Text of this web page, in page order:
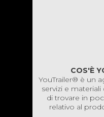
COS'È
YouTrailer® è un
servizi e
di trovare in
relativo al